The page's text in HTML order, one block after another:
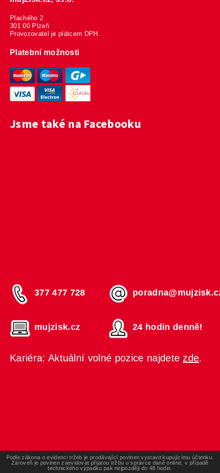
Plachého 2
301 00 Plzeň
Provozovatel je plátcem DPH.
Platební možnosti
Jsme také na Facebooku
377 477 728
mujzisk.cz 24 hodin denně!
Kariéra: Aktuální volné pozice najdete zde.
Podle zákona o evidenci tržeb je prodávající povinen vystavit kupujícímu účtenku.
Zároveň je povinen zaevidovat přijatou tržbu u správce daně online; v případě
technického výpadku pak nejpozději do 48 hodin.